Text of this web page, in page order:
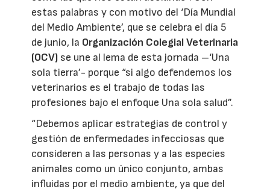
estas palabras y con motivo del ‘Día Mundial
del Medio Ambiente’, que se celebra el día 5
de junio, la Organización Colegial Veterinaria
(OCV) se une al lema de esta jornada –‘Una
sola tierra’- porque “si algo defendemos los
veterinarios es el trabajo de todas las
profesiones bajo el enfoque Una sola salud”.
“Debemos aplicar estrategias de control y
gestión de enfermedades infecciosas que
consideren a las personas y a las especies
animales como un único conjunto, ambas
influidas por el medio ambiente, ya que del